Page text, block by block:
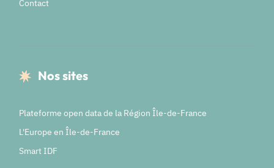
Contact
Nos sites
Plateforme open data de la Région Île-de-France
L'Europe en Île-de-France
Smart IDF